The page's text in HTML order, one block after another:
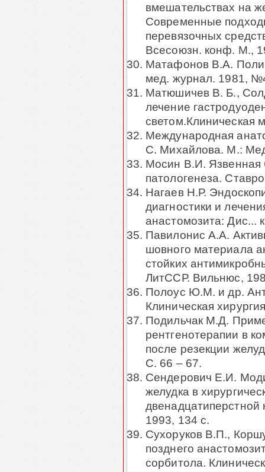
вмешательствах на
Современные
перевязочных
Всесоюзн. конф. М.,
Матафонов В.А.
мед. журнал. 1981,
Матюшичев В. Б.,
лечение
светом.Клиническая
Международная
С. Михайлова. М.:
Мосин В.И. Язвенная
патологенеза.
Нагаев Н.Р.
диагностики и
анастомозита: Дис...
Павилонис А.А.
шовного материала
стойких
ЛитССР. Вильнюс,
Полоус Ю.М. и др.
Клиническая
Подильчак М.Д.
рентгенотерапии в
после резекции
С. 66 – 67.
Сендерович Е.И.
желудка в
1993, 134 с.
Сухоруков В.П.,
позднего
сорбитола.